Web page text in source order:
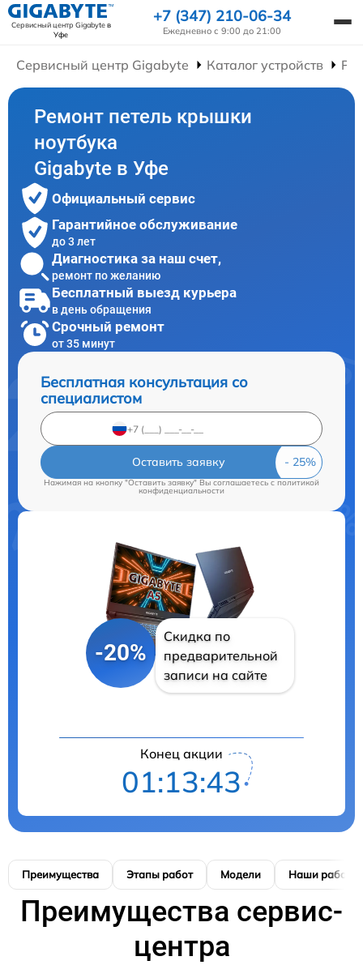
Сервисный центр Gigabyteв
Уфе
+7 (347) 210-06-34
Ежедневно с 9:00 до 21:00
Сервисный центр Gigabyte Каталог устройств
Ремонт петель крышки
ноутбука
Gigabyte в Уфе
Официальный сервис
Гарантийное обслуживание
до 3 лет
Диагностика за наш счет,
ремонт по желанию
Бесплатный выезд курьера
в день обращения
Срочный ремонт
от 35 минут
Бесплатная консультация со
специалистом
Оставить заявку
Нажимая на кнопку "Оставить заявку" Вы соглашаетесь c политикой
конфиденциальности
-20%
Скидка по
предварительной
записи на сайте
Конец акции
01:13:42
Преимущества Этапы работ Модели Наши работы
Преимущества сервис-
центра